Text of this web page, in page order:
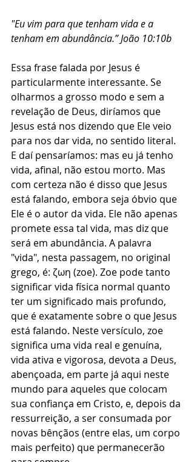
"Eu vim para que tenham vida e a
tenham em abundância.” João 10:10b
Essa frase falada por Jesus é
particularmente interessante. Se
olharmos a grosso modo e sem a
revelação de Deus, diríamos que
Jesus está nos dizendo que Ele veio
para nos dar vida, no sentido literal.
E daí pensaríamos: mas eu já tenho
vida, afinal, não estou morto. Mas
com certeza não é disso que Jesus
está falando, embora seja óbvio que
Ele é o autor da vida. Ele não apenas
promete essa tal vida, mas diz que
será em abundância. A palavra
"vida", nesta passagem, no original
grego, é: ζωη (zoe). Zoe pode tanto
significar vida física normal quanto
ter um significado mais profundo,
que é exatamente sobre o que Jesus
está falando. Neste versículo, zoe
significa uma vida real e genuína,
vida ativa e vigorosa, devota a Deus,
abençoada, em parte já aqui neste
mundo para aqueles que colocam
sua confiança em Cristo, e, depois da
ressurreição, a ser consumada por
novas bênçãos (entre elas, um corpo
mais perfeito) que permanecerão